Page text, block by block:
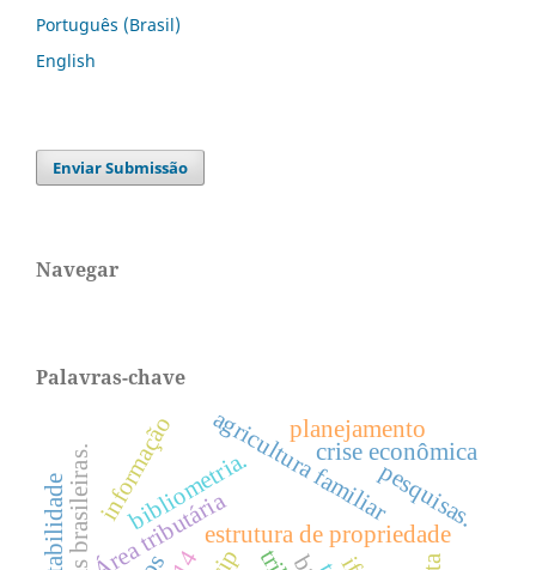
Português (Brasil)
English
Enviar Submissão
Navegar
Palavras-chave
Área tributáriaestrutura de propriedade
firmas brasileiras. agricultura familiar
bibliometria. crise econômica
pesquisas.
planejamento
informação